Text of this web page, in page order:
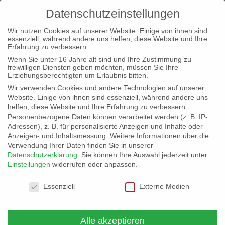
Unsere Direktkandidaten 2026
Zur Landtagswahl 2026 werden wir auch in einigen Wahlkreisen
mit Kandidaten antreten. Es freut uns, bereits in 5 Wahlkreisen
folgende Kandidaten aufgestellt zu haben.
In der folgenden Tabelle findet Ihr den Wahlkreis, den Kandidaten
und die Kurzvorstellung des Kandidaten, falls vorhanden.
Vorname
Stuttgart III
Datenschutzeinstellungen
Wir nutzen Cookies auf unserer Website. Einige von ihnen sind
essenziell, während andere uns helfen, diese Website und Ihre
Erfahrung zu verbessern.
Wenn Sie unter 16 Jahre alt sind und Ihre Zustimmung zu
freiwilligen Diensten geben möchten, müssen Sie Ihre
Erziehungsberechtigten um Erlaubnis bitten.
Wir verwenden Cookies und andere Technologien auf unserer
Website. Einige von ihnen sind essenziell, während andere uns
helfen, diese Website und Ihre Erfahrung zu verbessern.
Personenbezogene Daten können verarbeitet werden (z. B. IP-
Adressen), z. B. für personalisierte Anzeigen und Inhalte oder
Anzeigen- und Inhaltsmessung. Weitere Informationen über die
Verwendung Ihrer Daten finden Sie in unserer
Datenschutzerklärung
Sie können Ihre Auswahl jederzeit unter
Einstellungen widerrufen oder anpassen.
Essenziell
Externe Medien
Alle akzeptieren